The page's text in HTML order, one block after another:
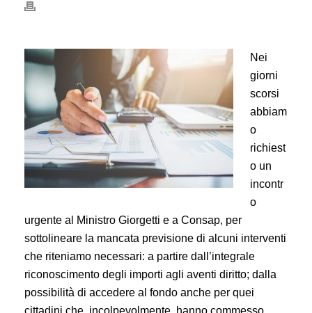
Nei
giorni
scorsi
abbiam
o
richiest
o un
incontr
o
urgente al Ministro Giorgetti e a Consap, per
sottolineare la mancata previsione di alcuni interventi
che riteniamo necessari: a partire dall’integrale
riconoscimento degli importi agli aventi diritto; dalla
possibilità di accedere al fondo anche per quei
cittadini che, incolpevolmente, hanno commesso